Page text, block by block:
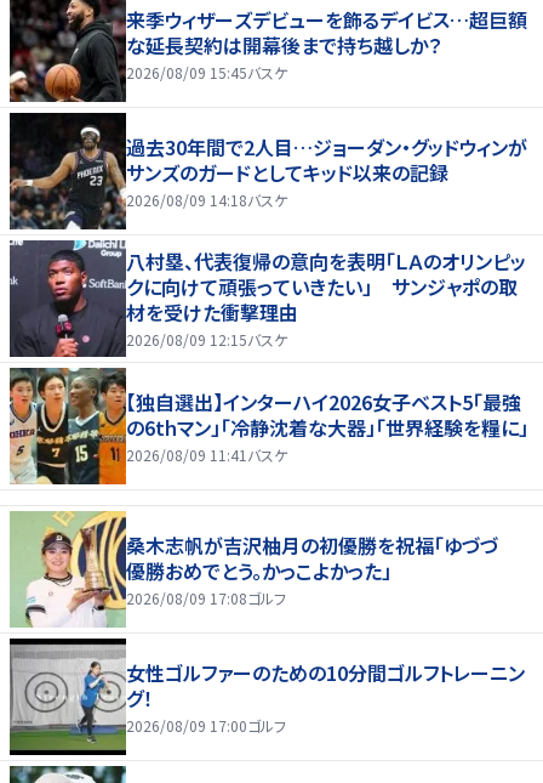
来季ウィザーズデビューを飾るデイビス…超巨額
な延長契約は開幕後まで持ち越しか？
2026/08/09 15:45バスケ
過去30年間で2人目…ジョーダン・グッドウィンが
サンズのガードとしてキッド以来の記録
2026/08/09 14:18バスケ
八村塁、代表復帰の意向を表明「ＬＡのオリンピッ
クに向けて頑張っていきたい」 サンジャポの取
材を受けた衝撃理由
2026/08/09 12:15バスケ
【独自選出】インターハイ2026女子ベスト5「最強
の6thマン」「冷静沈着な大器」「世界経験を糧に」
2026/08/09 11:41 バスケ
桑木志帆が吉沢柚月の初優勝を祝福「ゆづづ
優勝おめでとう。かっこよかった」
2026/08/09 17:08ゴルフ
女性ゴルファーのための10分間ゴルフトレーニン
グ！
2026/08/09 17:00ゴルフ